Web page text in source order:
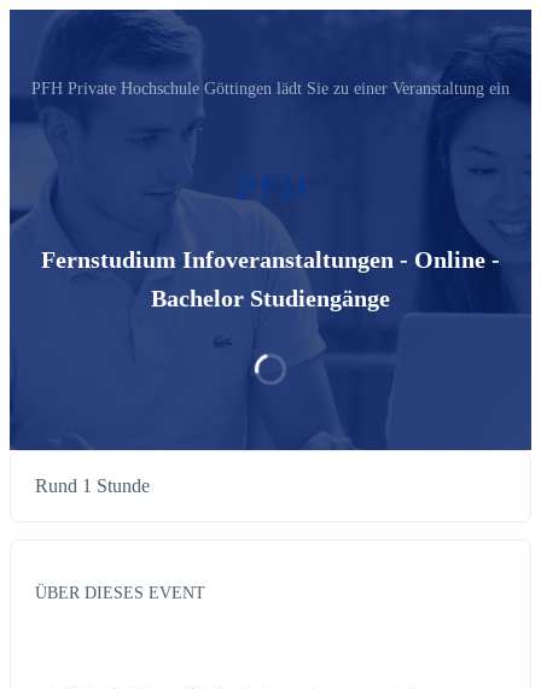
PFH Private Hochschule Göttingen‬ lädt Sie zu einer Veranstaltung ein
Fernstudium Infoveranstaltungen - Online -
Bachelor Studiengänge
Rund 1 Stunde
ÜBER DIESES EVENT